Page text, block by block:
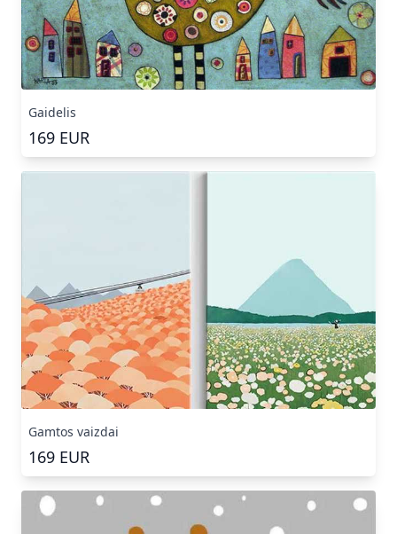
Gaidelis
169 EUR
Gamtos vaizdai
169 EUR